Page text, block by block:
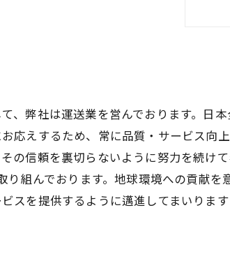
、弊社は運送業を営んでおります。日
応えするため、常に品質・サービス向
の信頼を裏切らないように努力を続け
り組んでおります。地球環境への貢献
スを提供するように邁進してまいりま